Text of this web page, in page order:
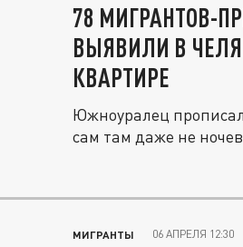
78 МИГРАНТОВ-
ВЫЯВИЛИ В
КВАРТИРЕ
Южноуралец
сам там даже не
МИГРАНТЫ 06 АПРЕЛЯ 12:30